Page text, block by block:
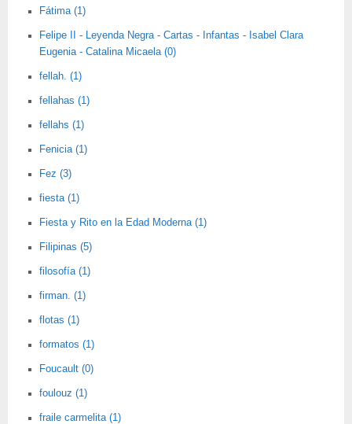
Fátima (1)
Felipe II - Leyenda Negra - Cartas - Infantas - Isabel Clara
Eugenia - Catalina Micaela (0)
fellah. (1)
fellahas (1)
fellahs (1)
Fenicia (1)
Fez (3)
fiesta (1)
Fiesta y Rito en la Edad Moderna (1)
Filipinas (5)
filosofía (1)
firman. (1)
flotas (1)
formatos (1)
Foucault (0)
foulouz (1)
fraile carmelita (1)